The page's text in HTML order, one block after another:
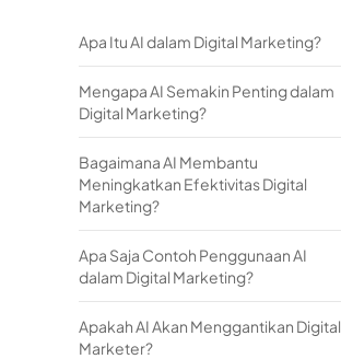
Apa Itu AI dalam Digital Marketing?
Mengapa AI Semakin Penting dalam
Digital Marketing?
Bagaimana AI Membantu
Meningkatkan Efektivitas Digital
Marketing?
Apa Saja Contoh Penggunaan AI
dalam Digital Marketing?
Apakah AI Akan Menggantikan Digital
Marketer?